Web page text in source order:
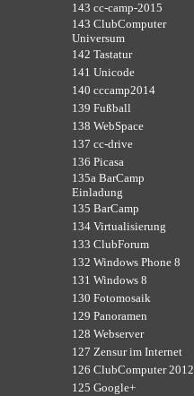
143 cc-camp-2015
143 ClubComputer
Universum
142 Tastatur
141 Unicode
140 cccamp2014
139 Fußball
138 WebSpace
137 cc-drive
136 Picasa
135a BarCamp
Einladung
135 BarCamp
134 Virtualisierung
133 ClubForum
132 Windows Phone 8
131 Windows 8
130 Fotomosaik
129 Panoramen
128 Webserver
127 Zensur im Internet
126 ClubComputer 2012
125 Google+